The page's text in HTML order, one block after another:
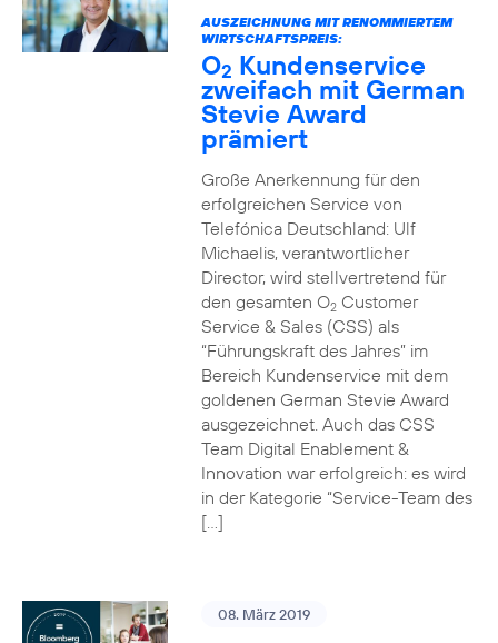
AUSZEICHNUNG MIT RENOMMIERTEM
WIRTSCHAFTSPREIS:
O2 Kundenservice
zweifach mit German
Stevie Award
prämiert
Große Anerkennung für den
erfolgreichen Service von
Telefónica Deutschland: Ulf
Michaelis, verantwortlicher
Director, wird stellvertretend für
den gesamten O2Customer
Service & Sales (CSS) als
“Führungskraft des Jahres” im
Bereich Kundenservice mit dem
goldenen German Stevie Award
ausgezeichnet. Auch das CSS
Team Digital Enablement &
Innovation war erfolgreich: es wird
in der Kategorie “Service-Team des
[…]
08. März 2019